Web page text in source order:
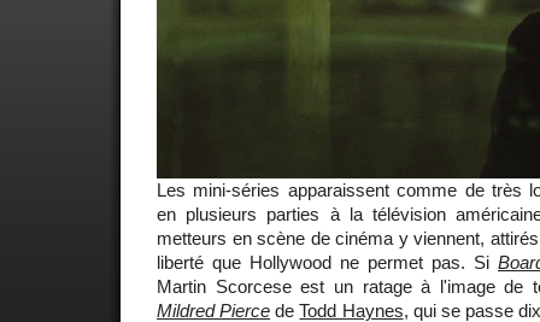
Les mini-séries apparaissent comme de très
en plusieurs parties à la télévision
metteurs en scène de cinéma y viennent,
liberté que Hollywood ne permet pas. Si
Martin Scorcese est un ratage à l'image de
Mildred Pierce deTodd Haynes, qui se passe